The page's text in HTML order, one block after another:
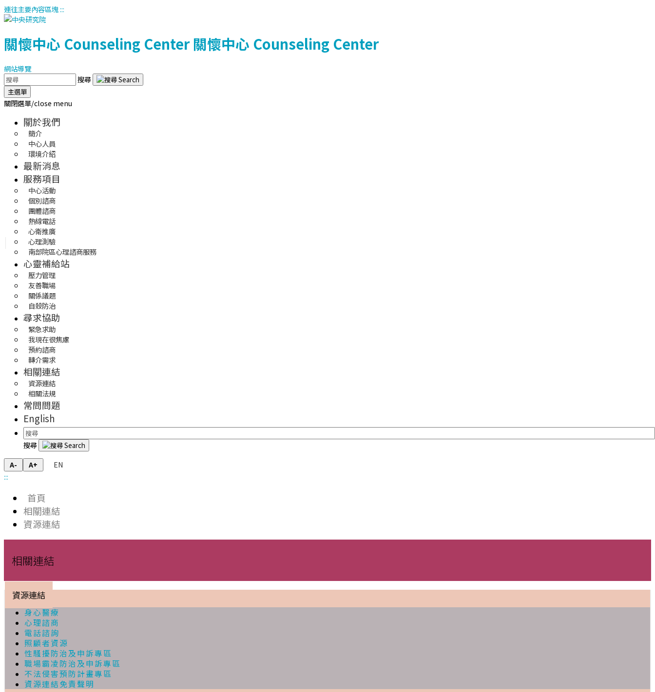
連往主要內容區塊:::
關懷中心 Counseling Center 關懷中心 Counseling Center
網站導覽
搜尋
主選單
關閉選單/close menu
關於我們
簡介
中心人員
環境介紹
最新消息
服務項目
中心活動
個別諮商
團體諮商
熱線電話
心衛推廣
心理測驗
南部院區心理諮商服務
心靈補給站
壓力管理
友善職場
關係議題
自殺防治
尋求協助
緊急求助
我現在很焦慮
預約諮商
轉介需求
相關連結
資源連結
相關法規
常問問題
English
搜尋
A- A+
EN
:::
首頁
相關連結
資源連結
相關連結
資源連結
身心醫療
心理諮商
電話諮詢
照顧者資源
性騷擾防治及申訴專區
職場霸凌防治及申訴專區
不法侵害預防計畫專區
資源連結免責聲明